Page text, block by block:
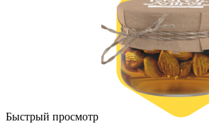
Быстрый просмотр